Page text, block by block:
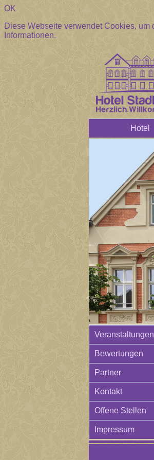
OK
Diese Webseite verwendet Cookies,
Informationen.
Hotel
Veranstaltungen
Bewertungen
Partner
Kontakt
Offene Stellen
Impressum